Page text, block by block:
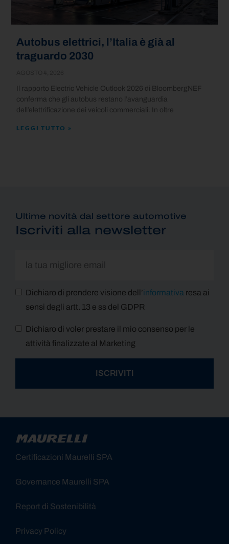
Autobus elettrici, l’Italia è già al
traguardo 2030
Il rapporto Electric Vehicle Outlook 2026 di BloombergNEF
conferma che gli autobus restano l’avanguardia
dell’elettrificazione dei veicoli commerciali. In oltre
LEGGI TUTTO »
Ultime novità dal settore automotive
Iscriviti alla newsletter
Dichiaro di prendere visione dell’informativa resa ai
sensi degli artt. 13 e ss del GDPR
Dichiaro di voler prestare il mio consenso per le
attività finalizzate al Marketing
ISCRIVITI
Certificazioni Maurelli SPA
Governance Maurelli SPA
Report di Sostenibilità
Privacy Policy